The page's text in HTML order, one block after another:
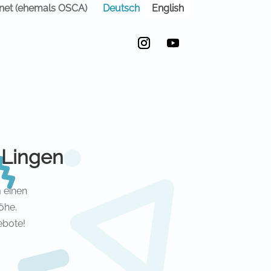
(ehemals OSCA) Deutsch English
einen